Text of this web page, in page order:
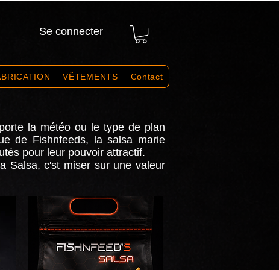
Se connecter
VÊTEMENTS Contact
la météo ou le type de plan
de Fishnfeeds, la salsa marie
pour leur pouvoir attractif.
Salsa, c'st miser sur une valeur